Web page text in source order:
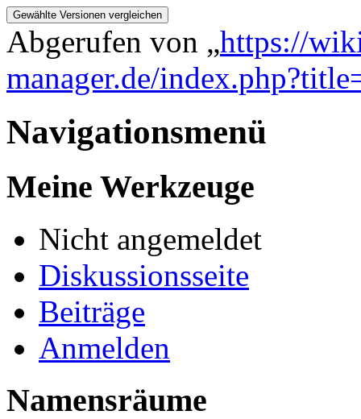
Abgerufen von „https://
manager.de/
Navigationsmenü
Meine Werkzeuge
Nicht angemeldet
Diskussionsseite
Beiträge
Anmelden
Namensräume